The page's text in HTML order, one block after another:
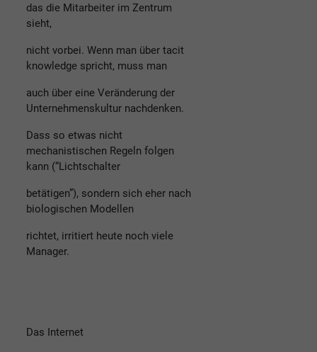
das die Mitarbeiter im Zentrum
sieht,
nicht vorbei. Wenn man über tacit
knowledge spricht, muss man
auch über eine Veränderung der
Unternehmenskultur nachdenken.
Dass so etwas nicht
mechanistischen Regeln folgen
kann (“Lichtschalter
betätigen”), sondern sich eher nach
biologischen Modellen
richtet, irritiert heute noch viele
Manager.
Das Internet